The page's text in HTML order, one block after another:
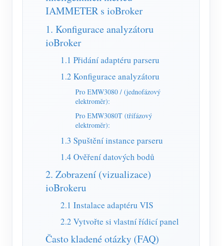
Simulátor IAMMETER
Systém energetického předpovídání a simulace
Aplikace
Monitor energie solárního FV systému
Monitor spotřeby elektřiny
Řídicí systém PV ohřívače
Automatizace domácnosti
Tovární energetické monitorování
Rychlý start produktu
Dokument
Výukové video
FAQ
Blogy
Společenství
Vývojář
Program odměn
O nás
IAMMETER s ioBroker
1. Konfigurace analyzátoru
ioBroker
1.1 Přidání adaptéru parseru
1.2 Konfigurace analyzátoru
Pro EMW3080 / (jednofázový
elektroměr):
Pro EMW3080T (třífázový
elektroměr):
1.3 Spuštění instance parseru
1.4 Ověření datových bodů
2. Zobrazení (vizualizace)
ioBrokeru
2.1 Instalace adaptéru VIS
2.2 Vytvořte si vlastní řídicí panel
Často kladené otázky (FAQ)